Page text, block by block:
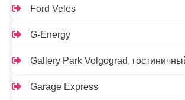
Ford Veles
G-Energy
Gallery Park Volgograd,
Garage Express